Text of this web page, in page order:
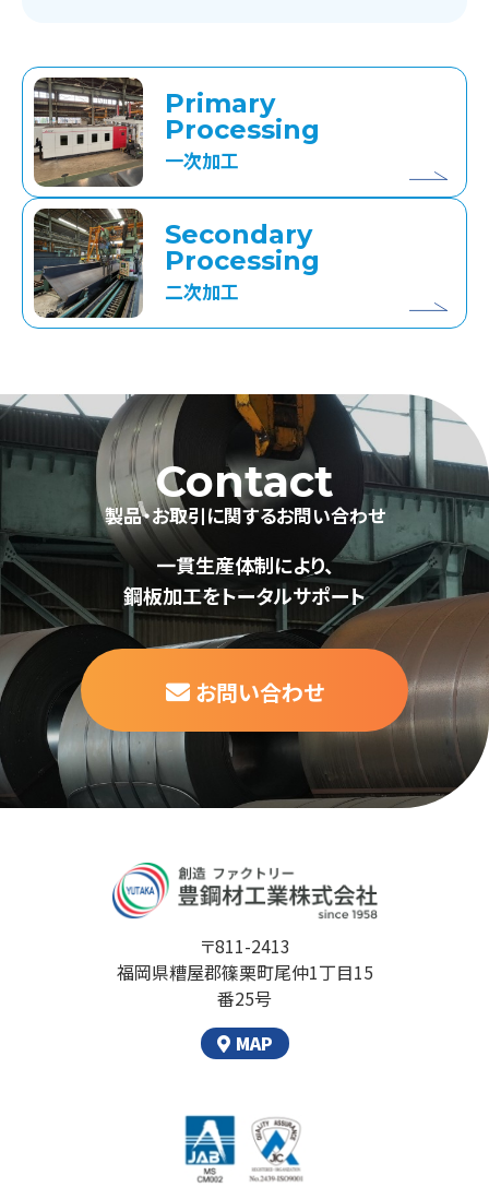
Primary
Processing
一次加工
Secondary
Processing
二次加工
Contact
製品・お取引に関するお問い合わせ
一貫生産体制により、
鋼板加工をトータルサポート
お問い合わせ
〒811-2413
福岡県糟屋郡篠栗町尾仲1丁目15
番25号
MAP